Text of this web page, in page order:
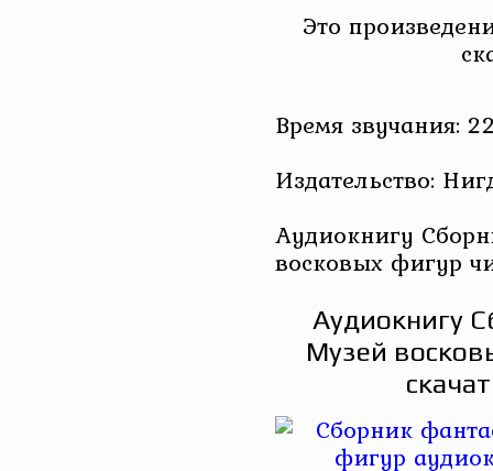
Это
Время звучания:
Издательство:
Аудиокнигу
восковых фигур
Аудиокнигу
Музей